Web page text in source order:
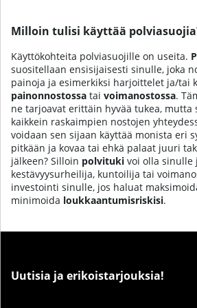
Milloin tulisi käyttää
Käyttökohteita polviasuojille on useita.
suositellaan ensisijaisesti sinulle, joka
painoja ja esimerkiksi harjoittelet ja/tai
painonnostossa tai voimanostossa.
ne tarjoavat erittäin hyvää tukea, mutta
kaikkein raskaimpien nostojen
voidaan sen sijaan käyttää monista eri
pitkään ja kovaa tai ehkä palaat juuri
jälkeen? Silloin polvituki voi olla sinulle
kestävyysurheilija, kuntoilija tai
investointi sinulle, jos haluat
minimoida loukkaantumisriskisi.
Uutisia ja erikoistarjouksia!